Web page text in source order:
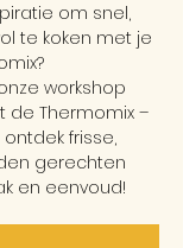
om snel,
te koken met je
workshop
de Thermomix –
frisse,
gerechten
en eenvoud!